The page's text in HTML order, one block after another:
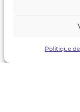
Politique
L’ABUS